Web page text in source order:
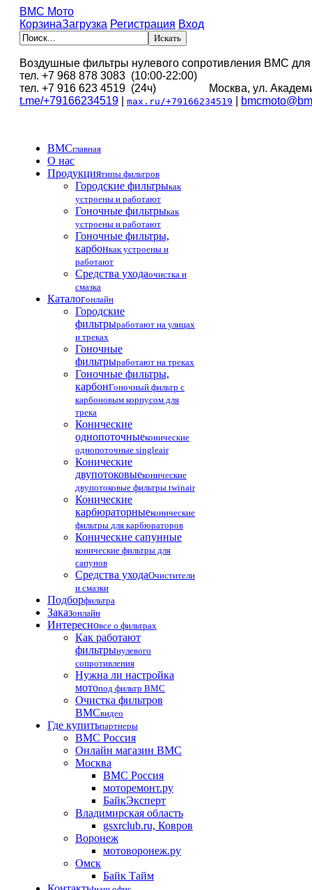
BMC Мото
КорзинаЗагрузка Регистрация Вход
Воздушные фильтры нулевого сопротивления BMC
тел. +7 968 878 3083 (10:00-22:00)
тел. +7 916 623 4519 (24ч) Москва, ул.
t.me/+79166234519
max.ru/+79166234519
BMCглавная
О нас
Продукциятипы фильтров
Городские фильтрыкак
устроены и работают
Гоночные фильтрыкак
устроены и работают
Гоночные фильтры,
карбонкак устроены и
работают
Средства уходаочистка и
смазка
Каталогонлайн
Городские
фильтрыработают на улицах
и треках
Гоночные
фильтрыработают на треках
Гоночные фильтры,
карбонГоночный фильтр с
карбоновым корпусом для
трека
Конические
однопоточныеконические
однопоточные singleair
Конические
двупотоковыеконические
двупотоковые фильтры twinair
Конические
карбюраторныеконические
фильтры для карбюраторов
Конические сапунные
конические фильтры для
сапунов
Средства уходаОчистители
и смазки
Подборфильтра
Заказонлайн
Интересновсе о фильтрах
Как работают
фильтрынулевого
сопротивления
Нужна ли настройка
мотопод фильтр BMC
Очистка фильтров
BMCвидео
Где купитьпартнеры
BMC Россия
Онлайн магазин BMC
Москва
BMC Россия
моторемонт.ру
БайкЭксперт
Владимирская область
gsxrclub.ru, Ковров
Воронеж
мотоворонеж.ру
Омск
Байк Тайм